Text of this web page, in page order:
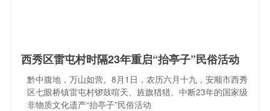
西秀区雷屯村时隔23年重启“抬亭子”民俗活动
黔中腹地，万山如营。8月1日，农历六月十九，安顺市西秀
区七眼桥镇雷屯村锣鼓喧天、旌旗猎猎。中断23年的国家级
非物质文化遗产“抬亭子”民俗活动